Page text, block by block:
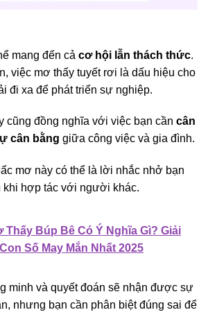
mang đến cả cơ hội lẫn thách thức.
việc mơ thấy tuyết rơi là dấu hiệu cho
đi xa để phát triển sự nghiệp.
cũng đồng nghĩa với việc bạn cần cân
cân bằng giữa công việc và gia đình.
mơ này có thể là lời nhắc nhở bạn
khi hợp tác với người khác.
Thấy Búp Bê Có Ý Nghĩa Gì? Giải
Số May Mắn Nhất 2025
minh và quyết đoán sẽ nhận được sự
nhưng bạn cần phân biệt đúng sai để